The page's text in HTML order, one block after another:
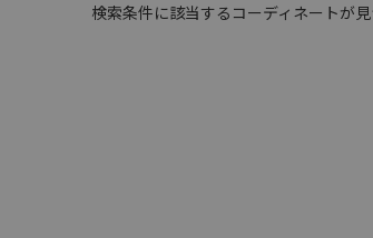
検索条件に該当するコーディネートが